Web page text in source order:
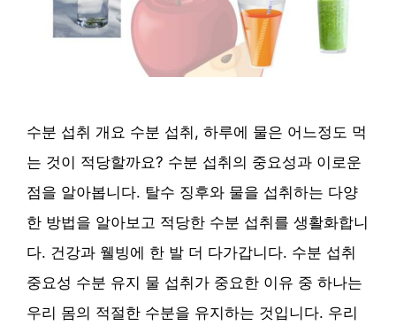
수분 섭취 개요 수분 섭취, 하루에 물은 어느정도 먹
는 것이 적당할까요? 수분 섭취의 중요성과 이로운
점을 알아봅니다. 탈수 징후와 물을 섭취하는 다양
한 방법을 알아보고 적당한 수분 섭취를 생활화합니
다. 건강과 웰빙에 한 발 더 다가갑니다. 수분 섭취
중요성 수분 유지 물 섭취가 중요한 이유 중 하나는
우리 몸의 적절한 수분을 유지하는 것입니다. 우리